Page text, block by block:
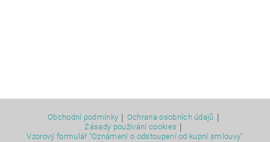
Obchodní podmínky Ochrana osobních údajů
Zásady používání cookies
Vzorový formulář "Oznámení o odstoupení od kupní smlouvy"